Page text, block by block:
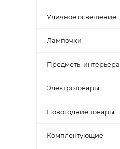
Уличное освещение
Лампочки
Предметы интерьера
Электротовары
Новогодние товары
Комплектующие